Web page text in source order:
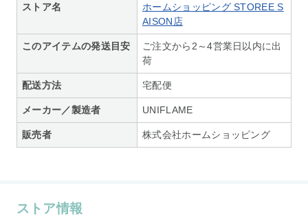
ストア名
ホームショッピング STOREE S
AISON店
このアイテムの発送目安
ご注文から2～4営業日以内に出
荷
配送方法 宅配便
メーカー／製造者 UNIFLAME
販売者 株式会社ホームショッピング
ストア情報